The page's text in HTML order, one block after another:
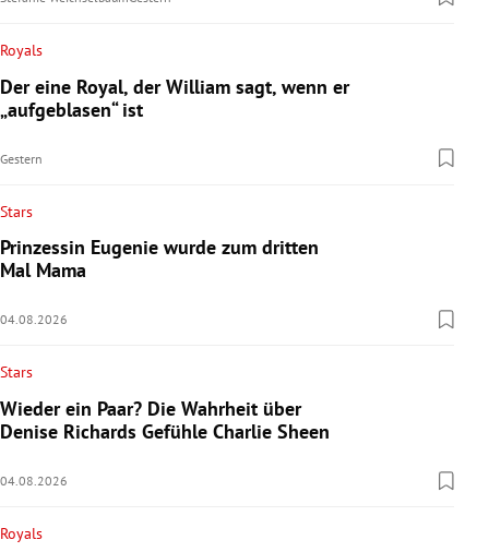
Royals
Der eine Royal, der William sagt, wenn er
„aufgeblasen“ ist
Gestern
Stars
Prinzessin Eugenie wurde zum dritten
Mal Mama
04.08.2026
Stars
Wieder ein Paar? Die Wahrheit über
Denise Richards Gefühle Charlie Sheen
04.08.2026
Royals